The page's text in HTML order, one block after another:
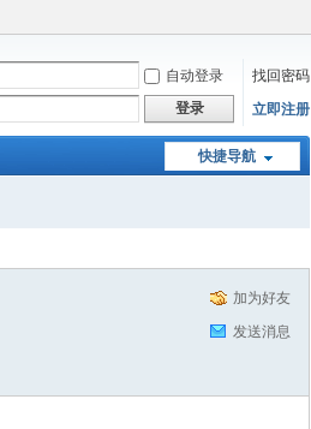
自动登录
找回密码
登录 立即注册
快捷导航
加为好友
发送消息